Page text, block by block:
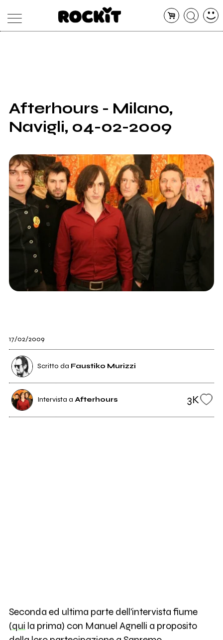
SHOP
RADIO
Afterhours - Milano,
Navigli, 04-02-2009
17/02/2009
Scritto da Faustiko Murizzi
Intervista a Afterhours 3K
Seconda ed ultima parte dell'intervista fiume
(qui la prima) con Manuel Agnelli a proposito